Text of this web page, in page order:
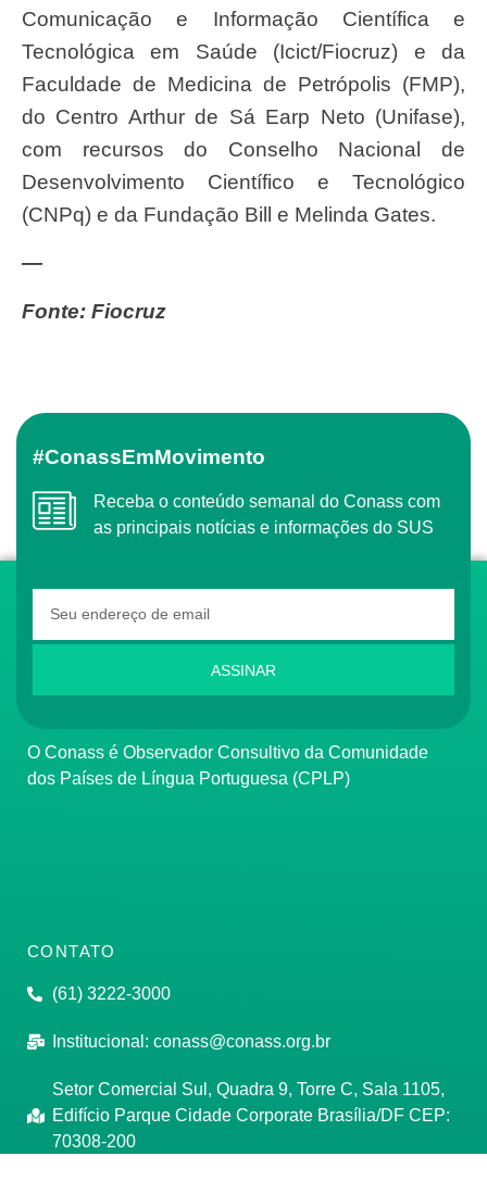
Comunicação e Informação Científica e
Tecnológica em Saúde (Icict/Fiocruz) e da
Faculdade de Medicina de Petrópolis (FMP),
do Centro Arthur de Sá Earp Neto (Unifase),
com recursos do Conselho Nacional de
Desenvolvimento Científico e Tecnológico
(CNPq) e da Fundação Bill e Melinda Gates.
—
Fonte: Fiocruz
#ConassEmMovimento
Receba o conteúdo semanal do Conass com
as principais notícias e informações do SUS
ASSINAR
O Conass é Observador Consultivo da Comunidade
dos Países de Língua Portuguesa (CPLP)
CONTATO
(61) 3222-3000
Institucional: conass@conass.org.br
Setor Comercial Sul, Quadra 9, Torre C, Sala 1105,
Edifício Parque Cidade Corporate Brasília/DF CEP:
70308-200